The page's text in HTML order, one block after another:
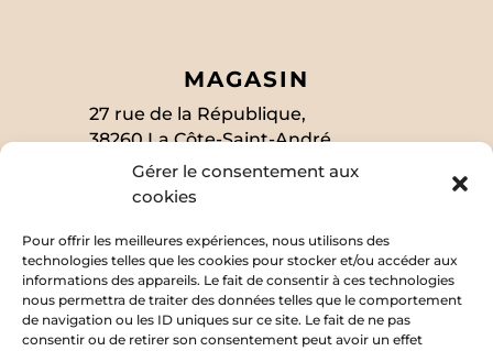
Gérer le consentement aux
cookies
Pour offrir les meilleures expériences, nous utilisons des
technologies telles que les cookies pour stocker et/ou accéder aux
informations des appareils. Le fait de consentir à ces technologies
nous permettra de traiter des données telles que le comportement
de navigation ou les ID uniques sur ce site. Le fait de ne pas
consentir ou de retirer son consentement peut avoir un effet
MAGASIN
27 rue de la République,
38260 La Côte-Saint-André
SUIVEZ-MOI
EN SAVOIR PLUS